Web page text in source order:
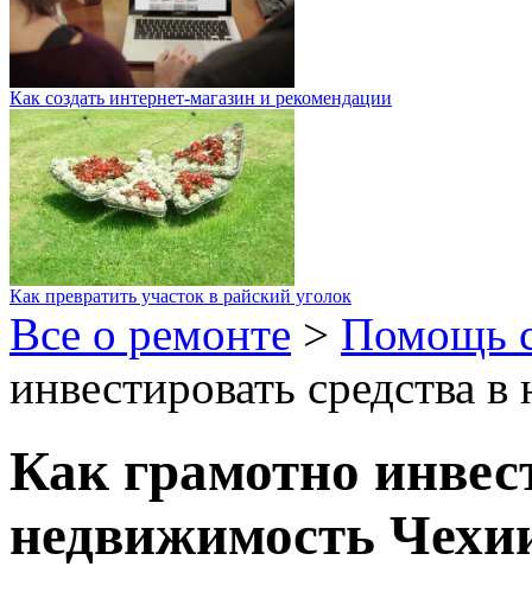
Как создать интернет-магазин и рекомендации
Как превратить участок в райский уголок
Все о ремонте > Помощь
инвестировать средства
Как грамотно
недвижимость